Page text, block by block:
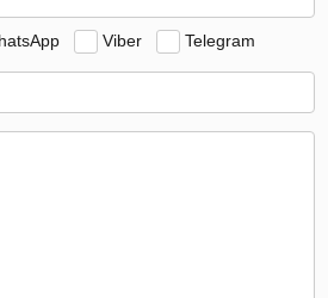
Viber Telegram